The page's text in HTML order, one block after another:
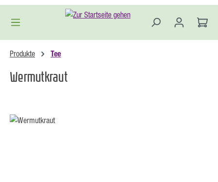
Zum Hauptinhalt springen
Produkte Tee
Wermutkraut
Bildergalerie überspringen